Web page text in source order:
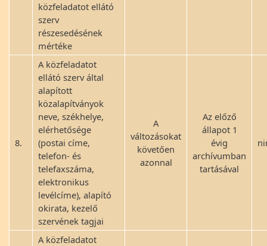
közfeladatot ellátó
szerv
részesedésének
mértéke
8.
A közfeladatot
ellátó szerv által
alapított
közalapítványok
neve, székhelye,
elérhetősége
(postai címe,
telefon- és
telefaxszáma,
elektronikus
levélcíme), alapító
okirata, kezelő
szervének tagjai
A
változásokat
követően
azonnal
Az előző
állapot 1
évig
archívumban
tartásával
A közfeladatot